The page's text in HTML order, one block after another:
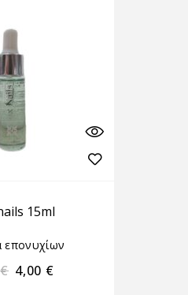
15ml
επονυχίων
€ 4,00 €